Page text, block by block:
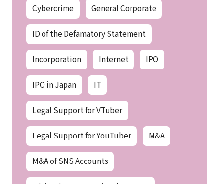
Cybercrime General Corporate
ID of the Defamatory Statement
Incorporation Internet IPO
IPO in Japan IT
Legal Support for VTuber
Legal Support for YouTuber M&A
M&A of SNS Accounts